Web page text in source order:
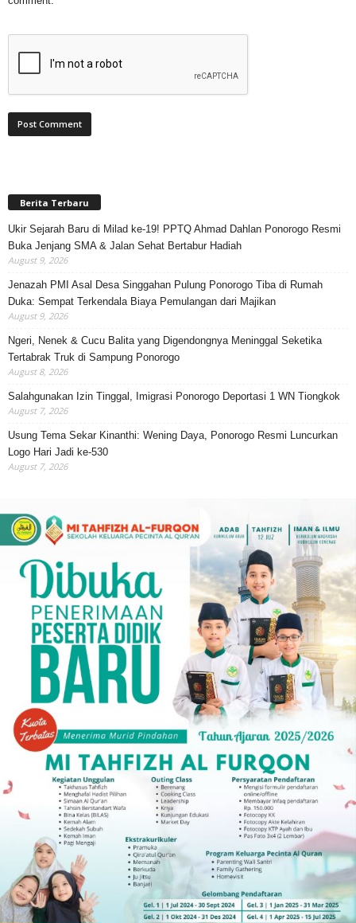
Berita Terbaru
Ukir Sejarah Baru di Milad ke-19! PPTQ Ahmad Dahlan Ponorogo Resmi
Buka Jenjang SMA & Jalan Sehat Bertabur Hadiah
August 9, 2026
Jenazah PMI Asal Desa Singgahan Pulung Ponorogo Tiba di Rumah
Duka: Sempat Terkendala Biaya Pemulangan dari Majikan
August 9, 2026
Ngeri, Nenek & Cucu Balita yang Digendongnya Meninggal Seketika
Tertabrak Truk di Sampung Ponorogo
August 8, 2026
Salahgunakan Izin Tinggal, Imigrasi Ponorogo Deportasi 1 WN Tiongkok
August 7, 2026
Usung Tema Sekar Kinanthi: Wening Daya, Ponorogo Resmi Luncurkan
Logo Hari Jadi ke-530
August 7, 2026